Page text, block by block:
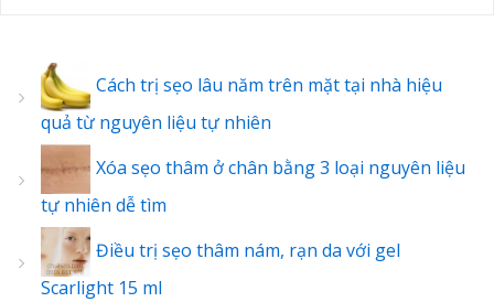
Cách trị sẹo lâu năm trên mặt tại nhà hiệu
quả từ nguyên liệu tự nhiên
Xóa sẹo thâm ở chân bằng 3 loại nguyên liệu
tự nhiên dễ tìm
Điều trị sẹo thâm nám, rạn da với gel
Scarlight 15 ml